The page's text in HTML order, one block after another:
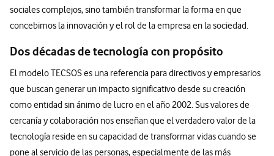
sociales complejos, sino también transformar la forma en que
concebimos la innovación y el rol de la empresa en la sociedad.
​Dos décadas de tecnología con propósito
El modelo TECSOS es una referencia para directivos y empresarios
que buscan generar un impacto significativo desde su creación
como entidad sin ánimo de lucro en el año 2002. Sus valores de
cercanía y colaboración nos enseñan que el verdadero valor de la
tecnología reside en su capacidad de transformar vidas cuando se
pone al servicio de las personas, especialmente de las más